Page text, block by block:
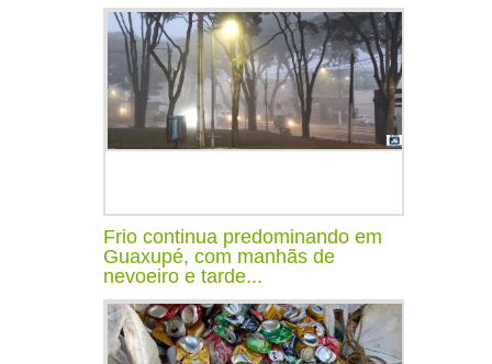
Frio continua predominando em
Guaxupé, com manhãs de
nevoeiro e tarde...